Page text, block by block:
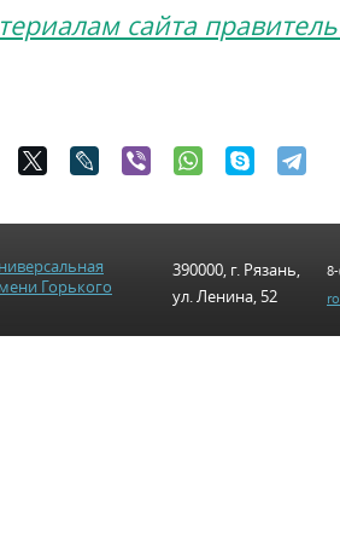
сайта
Горького
390000, г. Рязань,
ул. Ленина, 52